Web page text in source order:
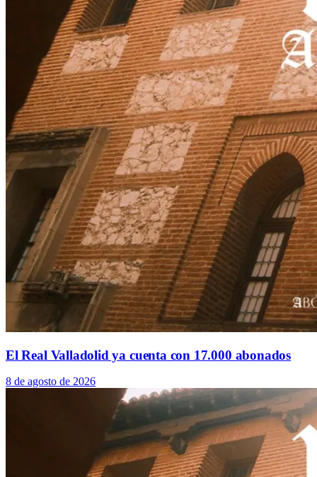
El Real Valladolid ya cuenta con 17.000 abonados
8 de agosto de 2026